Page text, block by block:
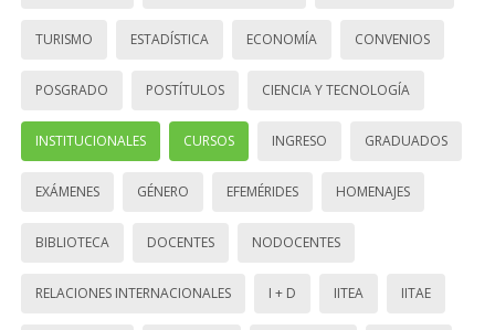
TURISMO ESTADÍSTICA ECONOMÍA CONVENIOS
POSGRADO POSTÍTULOS CIENCIA Y TECNOLOGÍA
INSTITUCIONALES CURSOS INGRESO GRADUADOS
EXÁMENES GÉNERO EFEMÉRIDES HOMENAJES
BIBLIOTECA DOCENTES NODOCENTES
RELACIONES INTERNACIONALES I + D IITEA IITAE